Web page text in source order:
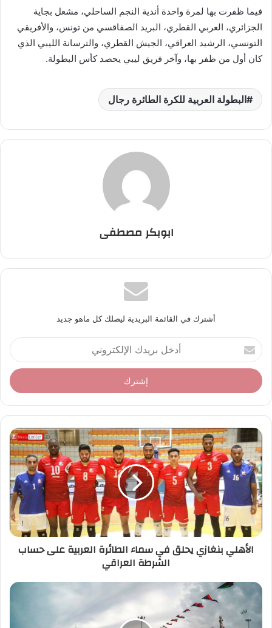
فيما ظفرت بها لمرة واحدة أندية النجم الساحلي، مشعل بجاية
الجزائري، العربي القطري، البريد الصفاقسي من تونس، والأفريقي
التونسي، الرشيد العراقي، الجيش القطري، والترسانة الليبي الذي
كان أول من ظفر بها، وآخر فريق ليبي يحصد كأس البطولة.
البطولة العربية للكرة الطائرة رجال
ابوبكر مصطفى
أشترك في القائمة البريدية ليصلك كل ماهو جديد
أ
د
خ
ل
ر
د
ك
ا
ل
إ
ل
ك
ت
ر
الأهلي بنغازي يحلق في سماء الطائرة العربية على حساب
الشرطة العراقي